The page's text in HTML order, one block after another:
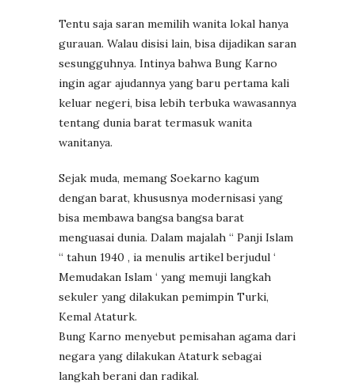
Tentu saja saran memilih wanita lokal hanya
gurauan. Walau disisi lain, bisa dijadikan saran
sesungguhnya. Intinya bahwa Bung Karno
ingin agar ajudannya yang baru pertama kali
keluar negeri, bisa lebih terbuka wawasannya
tentang dunia barat termasuk wanita
wanitanya.
Sejak muda, memang Soekarno kagum
dengan barat, khususnya modernisasi yang
bisa membawa bangsa bangsa barat
menguasai dunia. Dalam majalah “ Panji Islam
“ tahun 1940 , ia menulis artikel berjudul ‘
Memudakan Islam ‘ yang memuji langkah
sekuler yang dilakukan pemimpin Turki,
Kemal Ataturk.
Bung Karno menyebut pemisahan agama dari
negara yang dilakukan Ataturk sebagai
langkah berani dan radikal.